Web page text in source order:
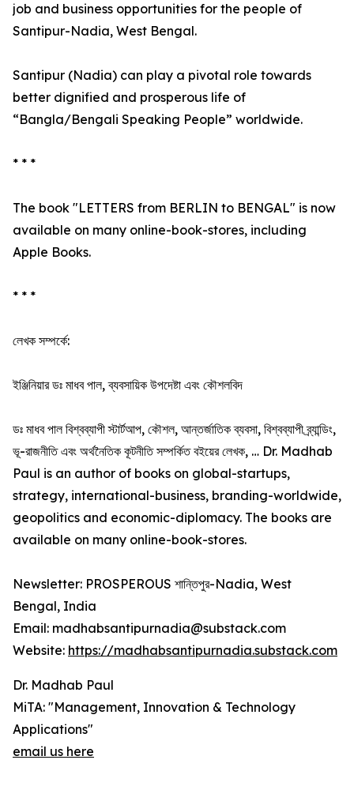
job and business opportunities for the people of
Santipur-Nadia, West Bengal.
Santipur (Nadia) can play a pivotal role towards
better dignified and prosperous life of
“Bangla/Bengali Speaking People” worldwide.
* * *
The book "LETTERS from BERLIN to BENGAL" is now
available on many online-book-stores, including
Apple Books.
* * *
লেখক সম্পর্কে:
ইঞ্জিনিয়ার ডঃ মাধব পাল, ব্যবসায়িক উপদেষ্টা এবং কৌশলবিদ
ডঃ মাধব পাল বিশ্বব্যাপী স্টার্টআপ, কৌশল, আন্তর্জাতিক ব্যবসা, বিশ্বব্যাপী ব্র্যান্ডিং,
ভূ-রাজনীতি এবং অর্থনৈতিক কূটনীতি সম্পর্কিত বইয়ের লেখক, … Dr. Madhab
Paul is an author of books on global-startups,
strategy, international-business, branding-worldwide,
geopolitics and economic-diplomacy. The books are
available on many online-book-stores.
Newsletter: PROSPEROUS শান্তিপুর-Nadia, West
Bengal, India
Email: madhabsantipurnadia@substack.com
Website: https://madhabsantipurnadia.substack.com
Dr. Madhab Paul
MiTA: "Management, Innovation & Technology
Applications"
email us here